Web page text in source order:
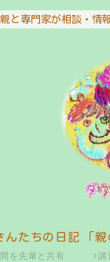
と専門家が相談・情
んたちの日記
を先輩と共有
講